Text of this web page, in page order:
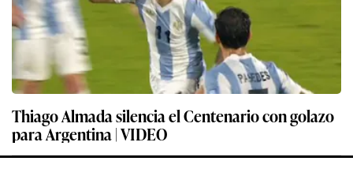
Thiago Almada silencia el Centenario con golazo
para Argentina | VIDEO